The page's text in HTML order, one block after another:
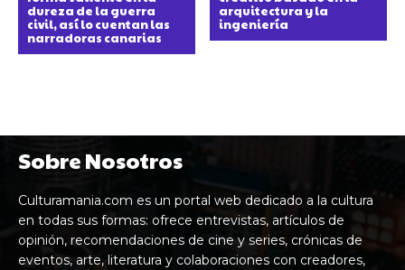
dureza de la guerra
civil, así lo cuentan las
narradoras canarias
arquitectura y la
ingeniería
Sobre Nosotros
Culturamania.com es un portal web dedicado a la cultura
en todas sus formas: ofrece entrevistas, artículos de
opinión, recomendaciones de cine y series, crónicas de
eventos, arte, literatura y colaboraciones con creadores,